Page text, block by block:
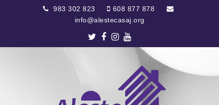
983 302 823
608 877 878
info@alestecasaj.org
Twitter
Facebook
Instagram
Youtube